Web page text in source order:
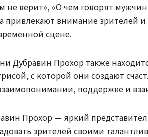
не верит», «О чем говорят
привлекают внимание зрителей
сцене.
Дубравин Прохор также
с которой они создают
поддержке и
Прохор — яркий
зрителей своими